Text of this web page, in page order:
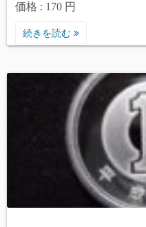
価格 : 170 円
続きを読む